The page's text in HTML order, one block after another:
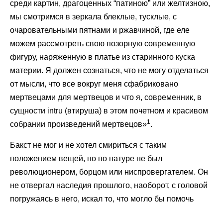
среди картин, драгоценных “патиною” или желтизною,
мы смотримся в зеркала блеклые, тусклые, с
очаровательными пятнами и ржавчиной, где еле
можем рассмотреть свою позорную современную
фигуру, наряженную в платье из старинного куска
материи. Я должен сознаться, что не могу отделаться
от мысли, что все вокруг меня сфабриковано
мертвецами для мертвецов и что я, современник, в
сущности intru (втируша) в этом почетном и красивом
собрании произведений мертвецов»1.
Бакст не мог и не хотел смириться с таким
положением вещей, но по натуре не был
революционером, борцом или ниспровергателем. Он
не отвергал наследия прошлого, наоборот, с головой
погружаясь в него, искал то, что могло бы помочь